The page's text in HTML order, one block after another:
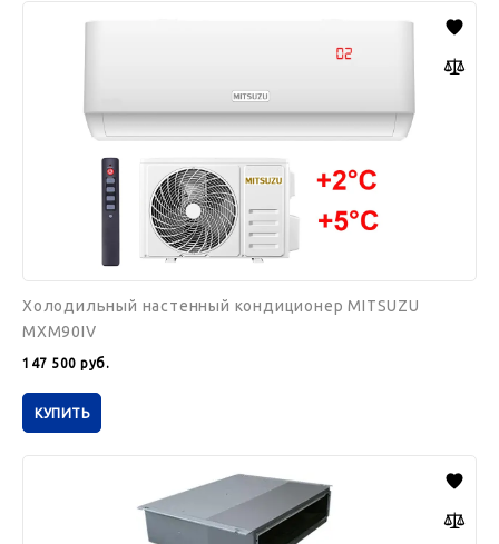
настенный
Холодильный настенный кондиционер MITSUZU
MXM90IV
147 500 руб.
КУПИТЬ